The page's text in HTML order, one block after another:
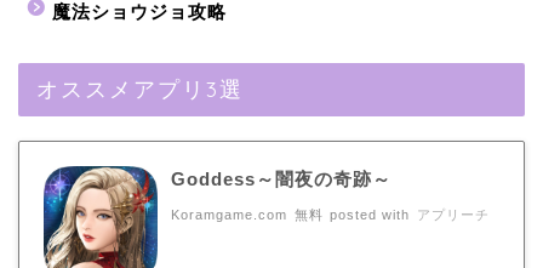
魔法ショウジョ攻略
オススメアプリ3選
Goddess～闇夜の奇跡～
Koramgame.com 無料 posted with アプリーチ